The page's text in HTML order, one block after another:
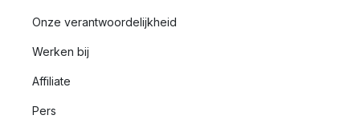
Onze verantwoordelijkheid
Werken bij
Affiliate
Pers